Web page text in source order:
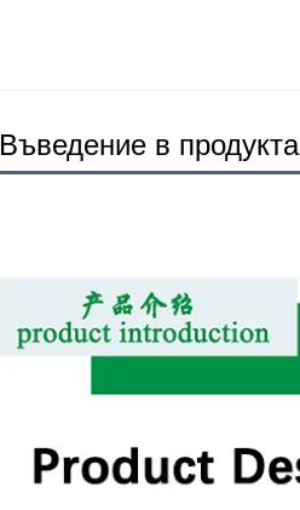
Въведение в продукта